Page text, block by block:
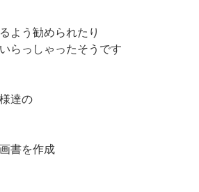
よう勧められたり
らっしゃったそうです
達の
書を作成